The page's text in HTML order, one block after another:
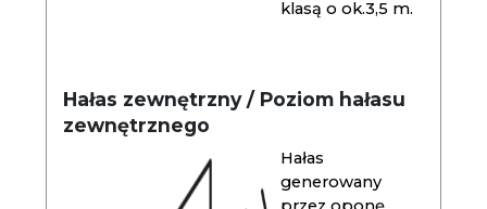
klasą o ok.3,5 m.
Hałas zewnętrzny / Poziom hałasu
zewnętrznego
Hałas
generowany